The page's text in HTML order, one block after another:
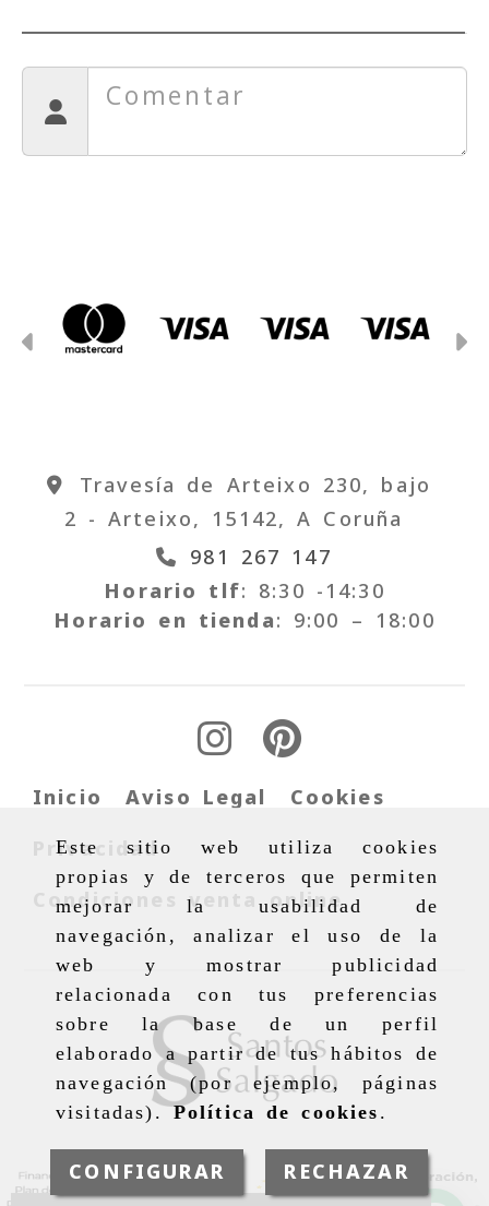
Este sitio web utiliza cookies
propias y de terceros que permiten
mejorar la usabilidad de
navegación, analizar el uso de la
web y mostrar publicidad
relacionada con tus preferencias
sobre la base de un perfil
elaborado a partir de tus hábitos de
navegación (por ejemplo, páginas
visitadas).Política de cookies .
CONFIGURAR RECHAZAR
Anterior
Travesía de Arteixo 230, bajo
2 - Arteixo, 15142,A Coruña
981 267 147
Horario tlf: 8:30 -14:30
Horario en tienda: 9:00 – 18:00
Inicio Aviso Legal
Cookies
Privacidad
Condiciones venta online